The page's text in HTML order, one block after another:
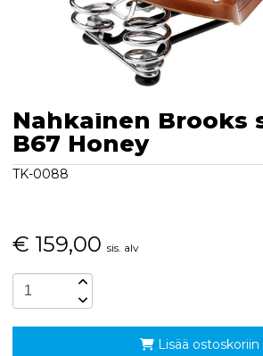
Nahkainen Brooks
B67 Honey
TK-0088
€ 159,00 sis. alv
Lisää ostoskoriin